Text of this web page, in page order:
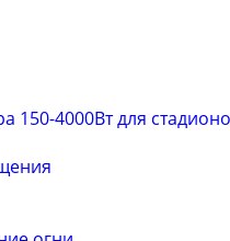
4000Вт для